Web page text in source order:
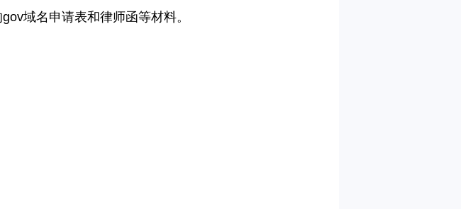
gov域名申请表和律师函等材料。